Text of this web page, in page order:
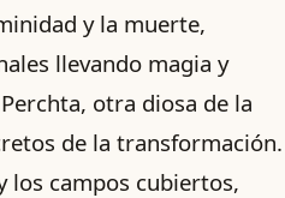
y la muerte,
llevando magia y
otra diosa de la
de la transformación.
los campos cubiertos,